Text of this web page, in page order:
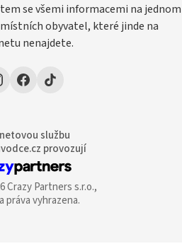
se všemi informacemi na jednom
obyvatel, které jinde na
nenajdete.
službu
provozují
Crazy Partners s.r.o.,
práva vyhrazena.